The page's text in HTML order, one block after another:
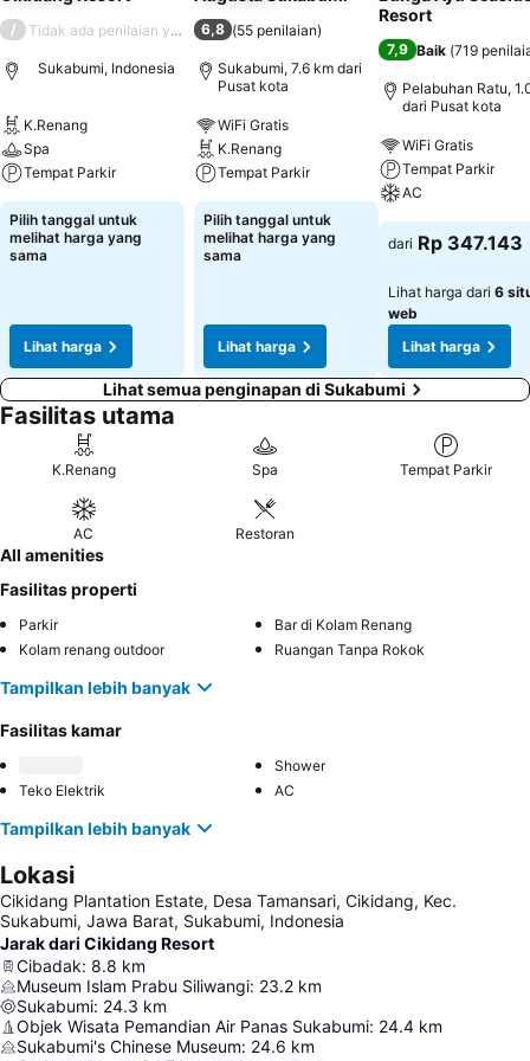
/ Tidak ada penilaian yang tersedia
Sukabumi, Indonesia
K.Renang
Spa
Tempat Parkir
Pilih tanggal untuk
melihat harga yang
sama
Lihat harga
6,8 (55 penilaian)
Sukabumi, 7.6 km dari
Pusat kota
WiFi Gratis
K.Renang
Tempat Parkir
Pilih tanggal untuk
melihat harga yang
sama
Lihat harga
Resort
7,9 Baik (719
Pelabuhan Ratu,
dari Pusat kota
WiFi Gratis
Tempat Parkir
AC
dari Rp 347.143
Lihat harga dari 6
web
Lihat harga
Lihat semua penginapan di Sukabumi
Fasilitas utama
K.Renang Spa Tempat Parkir
AC Restoran
All amenities
Fasilitas properti
Parkir
Bar di Kolam Renang
Kolam renang outdoor
Ruangan Tanpa Rokok
Tampilkan lebih banyak
Fasilitas kamar
Shower
Teko Elektrik
AC
Tampilkan lebih banyak
Lokasi
Cikidang Plantation Estate, Desa Tamansari, Cikidang, Kec.
Sukabumi, Jawa Barat, Sukabumi, Indonesia
Jarak dari Cikidang Resort
Cibadak: 8.8 km
Museum Islam Prabu Siliwangi: 23.2 km
Sukabumi: 24.3 km
Objek Wisata Pemandian Air Panas Sukabumi: 24.4 km
Sukabumi's Chinese Museum: 24.6 km